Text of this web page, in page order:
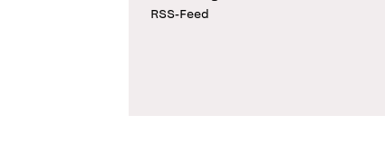
RSS-Feed